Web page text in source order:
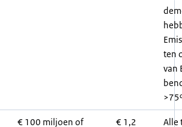
ten
van
€ 100 miljoen of
€ 1,2
Alle